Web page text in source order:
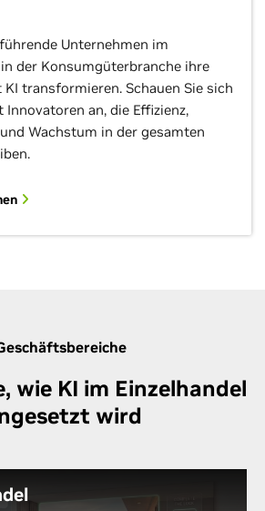
Unternehmen im
der Konsumgüterbranche ihre
transformieren. Schauen Sie sich
Innovatoren an, die Effizienz,
Wachstum in der gesamten
wie KI im Einzelhandel
wird